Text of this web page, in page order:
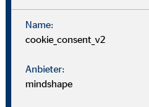
Für uns zählt nicht dein
was du erreichen möchtest.
zwischenmenschlichen und
Du solltest offen,
Name:
cookie_consent_v2
Anbieter:
mindshape